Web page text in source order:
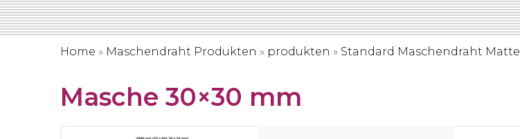
Home » Maschendraht Produkten » produkten » Standard Maschendraht Matte
Masche 30×30 mm